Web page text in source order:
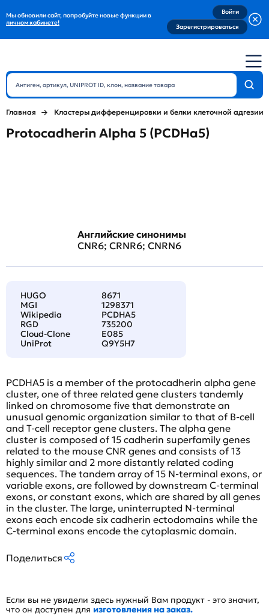
Мы обновили сайт, попробуйте новые функции в
личном кабинете!
Войти
Зарегистрироваться
Главная Кластеры дифференцировки и белки клеточной адгезии
Protocadherin Alpha 5 (PCDHa5)
Английские синонимы
CNR6; CRNR6; CNRN6
HUGO
8671
MGI
1298371
Wikipedia
PCDHA5
RGD
735200
Cloud-Clone
E085
UniProt
Q9Y5H7
PCDHA5 is a member of the protocadherin alpha gene
cluster, one of three related gene clusters tandemly
linked on chromosome five that demonstrate an
unusual genomic organization similar to that of B-cell
and T-cell receptor gene clusters. The alpha gene
cluster is composed of 15 cadherin superfamily genes
related to the mouse CNR genes and consists of 13
highly similar and 2 more distantly related coding
sequences. The tandem array of 15 N-terminal exons, or
variable exons, are followed by downstream C-terminal
exons, or constant exons, which are shared by all genes
in the cluster. The large, uninterrupted N-terminal
exons each encode six cadherin ectodomains while the
C-terminal exons encode the cytoplasmic domain.
Поделиться
Если вы не увидели здесь нужный Вам продукт - это значит,
что он доступен для изготовления на заказ.